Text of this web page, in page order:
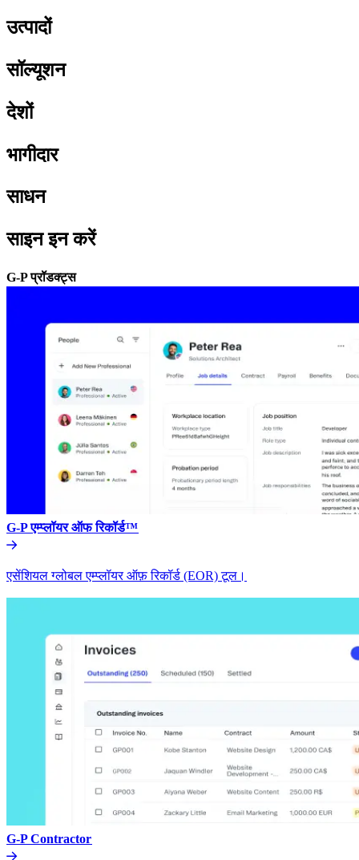
उत्पादों​​
सॉल्यूशन​​
देशों​​
भागीदार​​
साधन​​
साइन इन करें​​
G-P प्रॉडक्ट्स​​
G-P एम्प्लॉयर ऑफ रिकॉर्ड™​​
एसेंशियल ग्लोबल एम्प्लॉयर ऑफ़ रिकॉर्ड (EOR) टूल।​​
G-P Contractor​​